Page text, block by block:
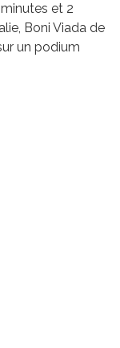
et 2
Boni Viada de
un podium